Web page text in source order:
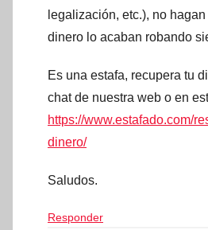
legalización, etc.), no
dinero lo acaban robando
Es una estafa, recupera tu
chat de nuestra web o en
https://www.estafado.com/
dinero/
Saludos.
Responder